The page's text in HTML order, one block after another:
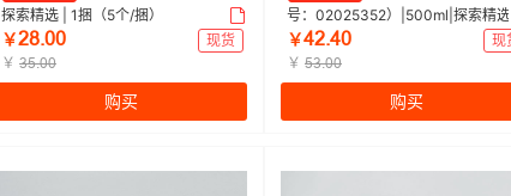
探索精选 | 1捆（5个/捆）
￥ſȬŤřř
现货
￥ ŁœŤřř
购买
号：02025352）|500ml|探索精选 |
1包（5个/包)
￥ȂſŤȂř
现
￥ œŁŤřř
购买